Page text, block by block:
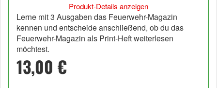
Produkt-Details anzeigen
Lerne mit 3 Ausgaben das Feuerwehr-Magazin
kennen und entscheide anschließend, ob du das
Feuerwehr-Magazin als Print-Heft weiterlesen
möchtest.
13,00 €